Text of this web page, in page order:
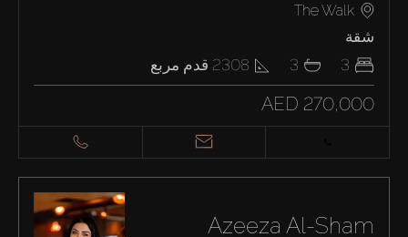
The Walk
شقة
3
3
2308 قدم مربع
AED 270,000
Azeeza Al-Sham